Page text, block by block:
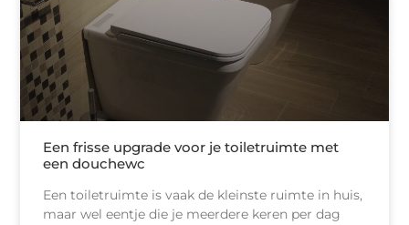
Een frisse upgrade voor je toiletruimte met
een douchewc
Een toiletruimte is vaak de kleinste ruimte in huis,
maar wel eentje die je meerdere keren per dag